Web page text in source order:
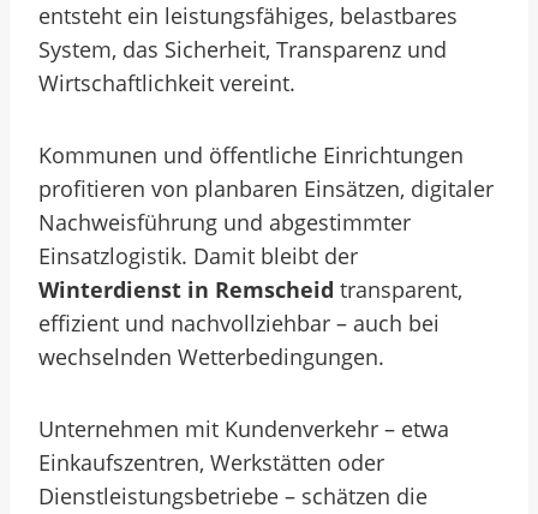
entsteht ein leistungsfähiges, belastbares
System, das Sicherheit, Transparenz und
Wirtschaftlichkeit vereint.
Kommunen und öffentliche Einrichtungen
profitieren von planbaren Einsätzen, digitaler
Nachweisführung und abgestimmter
Einsatzlogistik. Damit bleibt der
Winterdienst in Remscheid transparent,
effizient und nachvollziehbar – auch bei
wechselnden Wetterbedingungen.
Unternehmen mit Kundenverkehr – etwa
Einkaufszentren, Werkstätten oder
Dienstleistungsbetriebe – schätzen die